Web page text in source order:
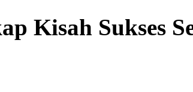
Kisah Sukses